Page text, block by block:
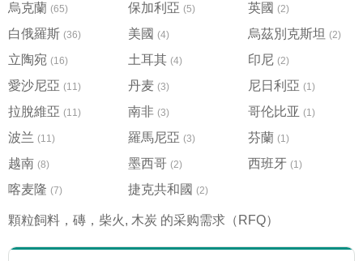
烏克蘭 (65)
白俄羅斯 (36)
立陶宛 (16)
愛沙尼亞 (11)
拉脫維亞 (11)
波兰 (11)
越南 (8)
喀麦隆 (7)
保加利亞 (5)
美國 (4)
土耳其 (4)
丹麦 (3)
南非 (3)
羅馬尼亞 (3)
墨西哥 (2)
捷克共和國 (2)
英國 (2)
烏茲別克斯坦 (2)
印尼 (2)
尼日利亞 (1)
哥伦比亚 (1)
芬蘭 (1)
西班牙 (1)
顆粒飼料，磚，柴火, 木炭 的采购需求（RFQ）